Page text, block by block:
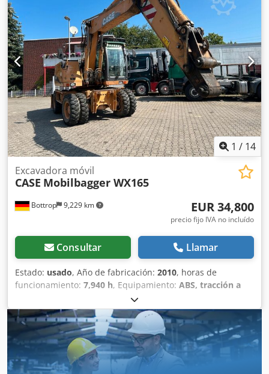
1 / 14
Bottrop 9,229 km
Excavadora móvil
CASE Mobilbagger WX165
EUR 34,800
precio fijo IVA no incluído
Consultar Llamar
Estado: usado, Año de fabricación: 2010, horas de
funcionamiento: 7,940 h, Equipamiento: ABS, tracción a
, MINIESTACIÓN DE EXCAVACIÓN CASE
Tipo: WX165 (Excavadora hidráulica) Número de
homologación: N211 Fabricante del motor: Case Potencia
del motor: 105 kW Crsdpfxezripcj Alrof Horas de
funcionamiento: 7940 h Peso máximo permitido: 18 000 kg
Longitud para el transporte: 8,19 m Ancho para el